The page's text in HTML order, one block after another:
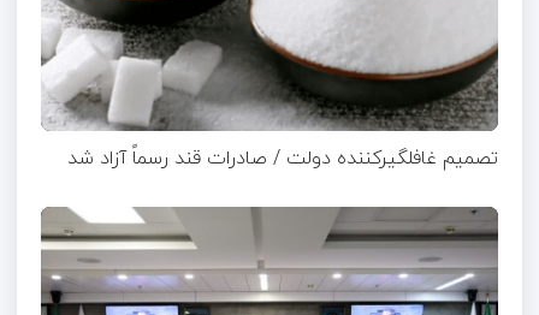
تصمیم غافلگیرکننده دولت / صادرات قند رسماً آزاد شد